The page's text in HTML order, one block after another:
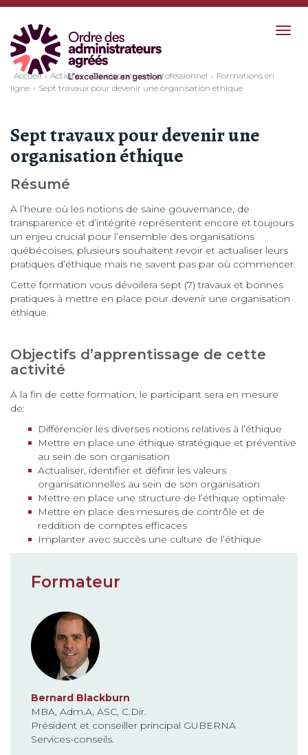
Accueil Activités Développement professionnel
Formations en
ligne
Sept travaux pour devenir une organisation éthique
Sept travaux pour devenir une
organisation éthique
Résumé
À l’heure où les notions de saine gouvernance, de
transparence et d’intégrité représentent encore et toujours
un enjeu crucial pour l’ensemble des organisations
québécoises, plusieurs souhaitent revoir et actualiser leurs
pratiques d’éthique mais ne savent pas par où commencer.
Cette formation vous dévoilera sept (7) travaux et bonnes
pratiques à mettre en place pour devenir une organisation
éthique.
Objectifs d’apprentissage de cette
activité
À la fin de cette formation, le participant sera en mesure
de:
Différencier les diverses notions relatives à l’éthique
Mettre en place une éthique stratégique et préventive
au sein de son organisation
Actualiser, identifier et définir les valeurs
organisationnelles au sein de son organisation
Mettre en place une structure de l’éthique optimale
Mettre en place des mesures de contrôle et de
reddition de comptes efficaces
Implanter avec succès une culture de l’éthique
Formateur
Bernard Blackburn
MBA, Adm.A, ASC, C.Dir.
Président et conseiller principal GUBERNA
Services-conseils.